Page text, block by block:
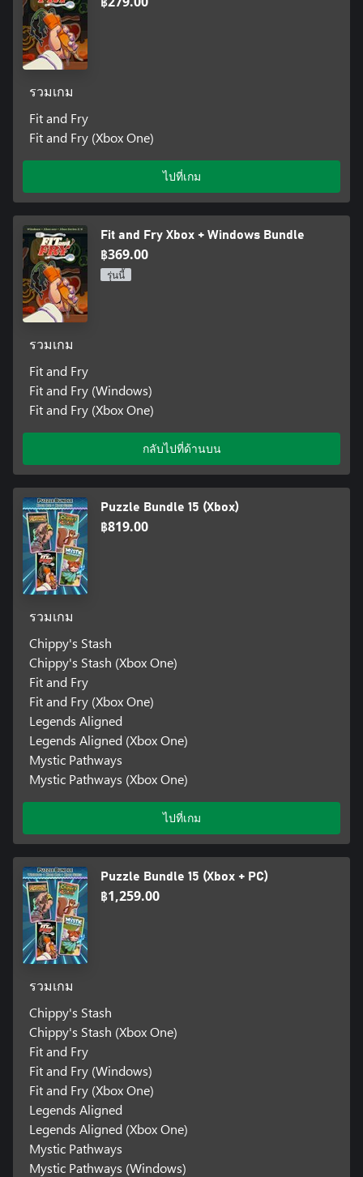
รวมเกม
Fit and Fry
Fit and Fry (Xbox One)
ไปที่เกม
Fit and Fry Xbox + Windows Bundle
฿369.00
รุ่นนี้
รวมเกม
Fit and Fry
Fit and Fry (Windows)
Fit and Fry (Xbox One)
กลับไปที่ด้านบน
Puzzle Bundle 15 (Xbox)
฿819.00
รวมเกม
Chippy's Stash
Chippy's Stash (Xbox One)
Fit and Fry
Fit and Fry (Xbox One)
Legends Aligned
Legends Aligned (Xbox One)
Mystic Pathways
Mystic Pathways (Xbox One)
ไปที่เกม
Puzzle Bundle 15 (Xbox + PC)
฿1,259.00
รวมเกม
Chippy's Stash
Chippy's Stash (Xbox One)
Fit and Fry
Fit and Fry (Windows)
Fit and Fry (Xbox One)
Legends Aligned
Legends Aligned (Xbox One)
Mystic Pathways
Mystic Pathways (Windows)